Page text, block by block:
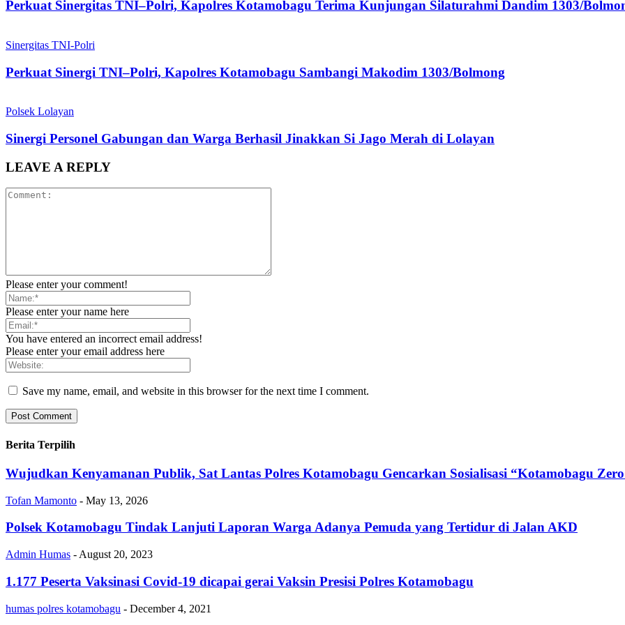
Perkuat Sinergitas TNI–Polri, Kapolres Kotamobagu Terima Kunjungan Silaturahmi Dandim 1303/
Sinergitas TNI-Polri
Perkuat Sinergi TNI–Polri, Kapolres Kotamobagu Sambangi Makodim 1303/Bolmong
Polsek Lolayan
Sinergi Personel Gabungan dan Warga Berhasil Jinakkan Si Jago Merah di Lolayan
LEAVE A REPLY
Please enter your comment!
Please enter your name here
You have entered an incorrect email address!
Please enter your email address here
Save my name, email, and website in this browser for the next time I comment.
Berita Terpilih
Wujudkan Kenyamanan Publik, Sat Lantas Polres Kotamobagu Gencarkan Sosialisasi “Kotamobagu
Tofan Mamonto - May 13, 2026
Polsek Kotamobagu Tindak Lanjuti Laporan Warga Adanya Pemuda yang Tertidur di Jalan AKD
Admin Humas - August 20, 2023
1.177 Peserta Vaksinasi Covid-19 dicapai gerai Vaksin Presisi Polres Kotamobagu
humas polres kotamobagu - December 4, 2021